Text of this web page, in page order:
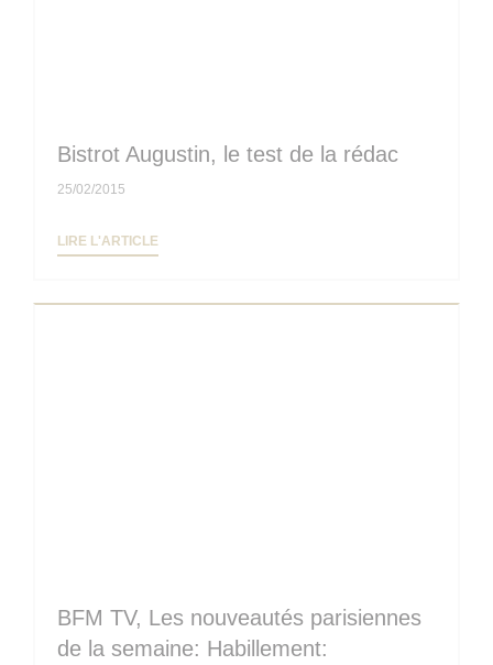
Bistrot Augustin, le test de la rédac
25/02/2015
LIRE L'ARTICLE
BFM TV, Les nouveautés parisiennes
de la semaine: Habillement: